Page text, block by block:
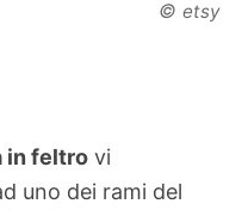
© etsy
in feltro vi
uno dei rami del